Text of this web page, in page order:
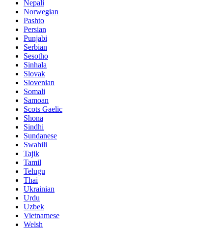
Nepali
Norwegian
Pashto
Persian
Punjabi
Serbian
Sesotho
Sinhala
Slovak
Slovenian
Somali
Samoan
Scots Gaelic
Shona
Sindhi
Sundanese
Swahili
Tajik
Tamil
Telugu
Thai
Ukrainian
Urdu
Uzbek
Vietnamese
Welsh